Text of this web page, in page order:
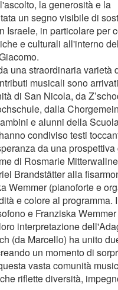
la generosità e la
un segno visibile di
Israele, in particolare per
e culturali all'interno
una straordinaria varietà
musicali sono
di San Nicola, da
dalla
e alunni della
condiviso testi
da una
di Rosmarie
Brandstätter alla
Wemmer (pianoforte e
e colore al programma.
e Franziska
interpretazione
(da Marcello) ha unito
un momento di
vasta comunità
riflette diversità,